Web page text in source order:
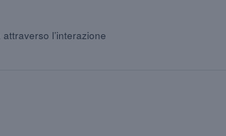
l’interazione